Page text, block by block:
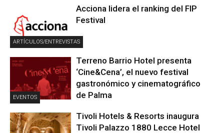
ARTÍCULOS/ENTREVISTAS
Acciona lidera el ranking del FIP
Festival
EVENTOS
Terreno Barrio Hotel presenta
‘Cine&Cena’, el nuevo festival
gastronómico y cinematográfico
de Palma
Tivoli Hotels & Resorts inaugura
Tivoli Palazzo 1880 Lecce Hotel